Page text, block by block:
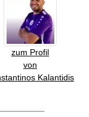
zum Profil
von
Kalantidis